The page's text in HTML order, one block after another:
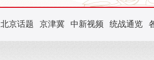
北京话题 京津冀 中新视频 统战通览